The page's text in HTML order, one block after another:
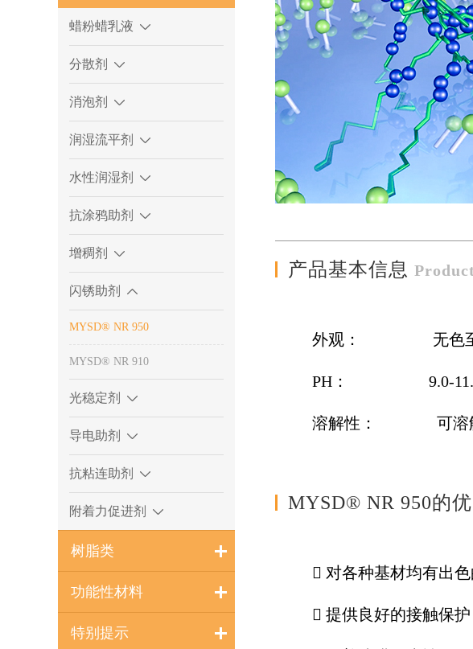
蜡粉蜡乳液
分散剂
消泡剂
润湿流平剂
水性润湿剂
抗涂鸦助剂
增稠剂
闪锈助剂
MYSD® NR 950
MYSD® NR 910
光稳定剂
导电助剂
抗粘连助剂
附着力促进剂
树脂类
功能性材料
特别提示
产品基本信息
外观： 无色至淡
PH： 9.0-
溶解性： 可溶解
MYSD® NR 950的
 对各种基材均有出
 提供良好的接触保护